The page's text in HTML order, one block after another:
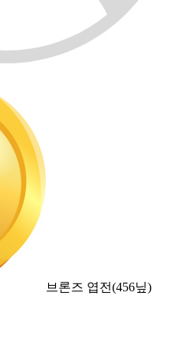
브론즈 엽전(456닢)